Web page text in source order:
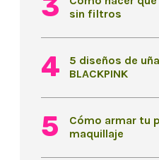
sin filtros
5 diseños de
BLACKPINK
Cómo armar tu
maquillaje